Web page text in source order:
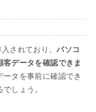
されており、パソコ
データを確認できま
タを事前に確認でき
しょう。